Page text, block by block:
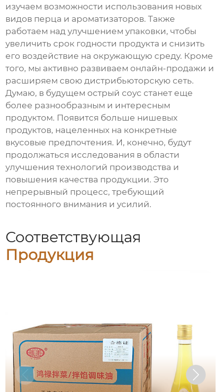
изучаем возможности использования новых
видов перца и ароматизаторов. Также
работаем над улучшением упаковки, чтобы
увеличить срок годности продукта и снизить
его воздействие на окружающую среду. Кроме
того, мы активно развиваем онлайн-продажи и
расширяем свою дистрибьюторскую сеть.
Думаю, в будущем острый соус станет еще
более разнообразным и интересным
продуктом. Появится больше нишевых
продуктов, нацеленных на конкретные
вкусовые предпочтения. И, конечно, будут
продолжаться исследования в области
улучшения технологий производства и
повышения качества продукции. Это
непрерывный процесс, требующий
постоянного внимания и усилий.
Соответствующая
Продукция